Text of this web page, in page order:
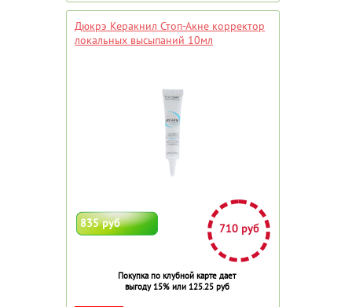
Дюкрэ Керакнил Стоп-Акне корректор
локальных высыпаний 10мл
835 руб 710 руб
Покупка по клубной карте дает
выгоду 15% или 125.25 руб